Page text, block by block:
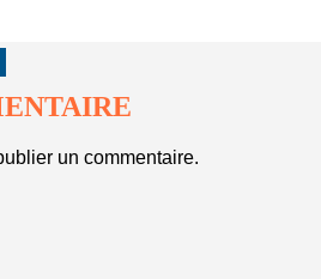
un commentaire.